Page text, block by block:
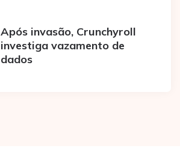
Após invasão, Crunchyroll
investiga vazamento de
dados